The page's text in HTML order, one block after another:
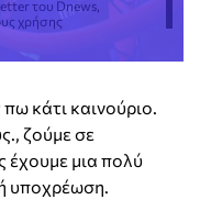
του Dnews,
χρήσης
κάτι καινούριο.
ζούμε σε
έχουμε μια πολύ
υποχρέωση.